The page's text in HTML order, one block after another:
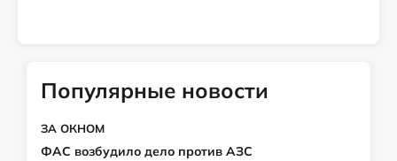
Популярные новости
ЗА ОКНОМ
ФАС возбудило дело против АЗС